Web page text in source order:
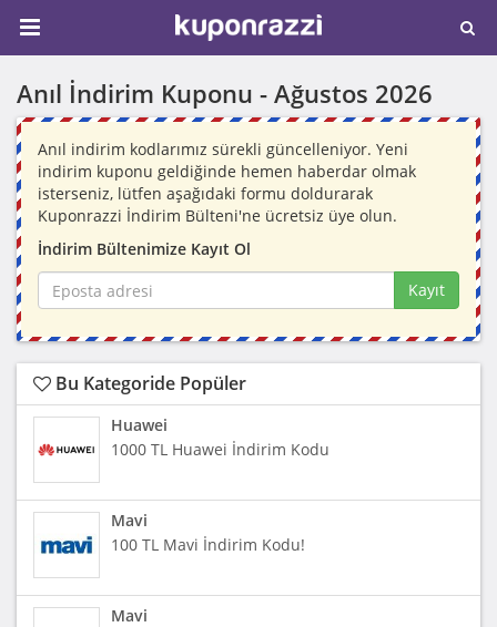
Anıl İndirim Kuponu - Ağustos 2026
Anıl indirim kodlarımız sürekli güncelleniyor. Yeni
indirim kuponu geldiğinde hemen haberdar olmak
isterseniz, lütfen aşağıdaki formu doldurarak
Kuponrazzi İndirim Bülteni'ne ücretsiz üye olun.
İndirim Bültenimize Kayıt Ol
Kayıt
Bu Kategoride Popüler
Huawei
1000 TL Huawei İndirim Kodu
Mavi
100 TL Mavi İndirim Kodu!
Mavi